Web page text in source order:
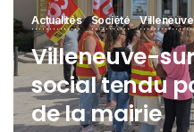
Actualités Société
Villeneuve-
social tendu
de la mairie